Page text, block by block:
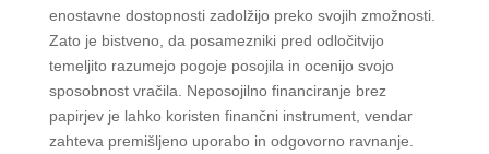
enostavne dostopnosti zadolžijo preko svojih zmožnosti.
Zato je bistveno, da posamezniki pred odločitvijo
temeljito razumejo pogoje posojila in ocenijo svojo
sposobnost vračila. Neposojilno financiranje brez
papirjev je lahko koristen finančni instrument, vendar
zahteva premišljeno uporabo in odgovorno ravnanje.